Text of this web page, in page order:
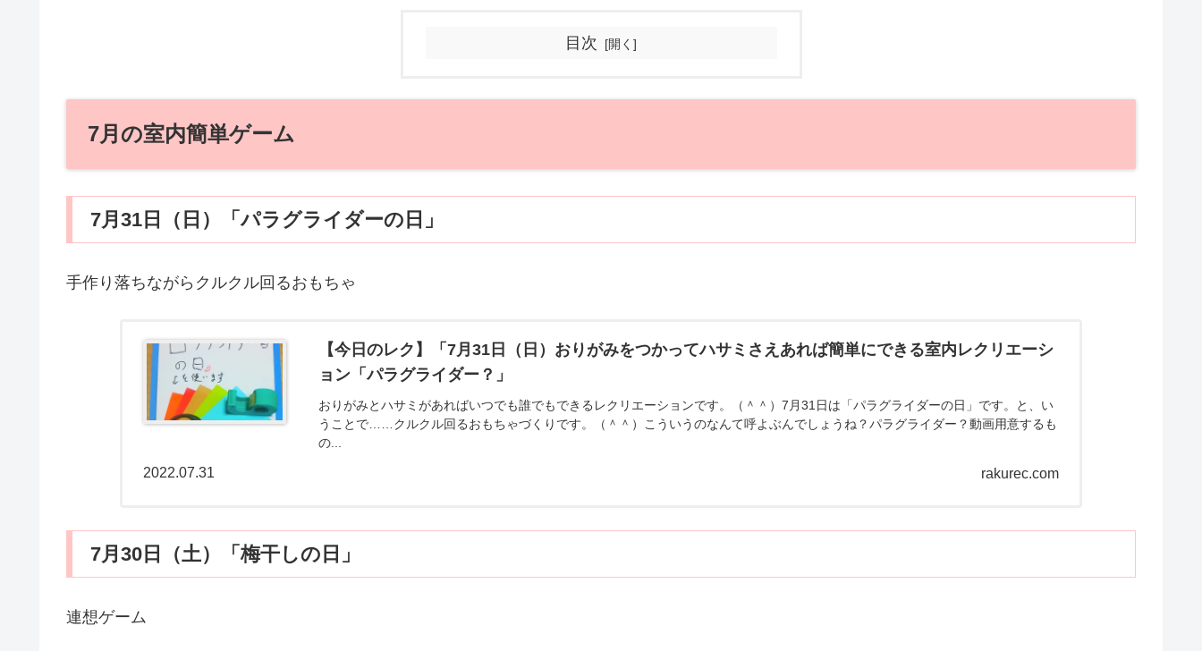
目次
7月の室内簡単ゲーム
7月31日（日）「パラグライダーの日」
手作り落ちながらクルクル回るおもちゃ
【今日のレク】「7月31日（日）おりがみをつかってハサミさえあれば簡単にできる室内レクリエーシ
ョン「パラグライダー？」
おりがみとハサミがあればいつでも誰でもできるレクリエーションです。（＾＾）7月31日は「パラグライダーの日」です。と、い
うことで……クルクル回るおもちゃづくりです。（＾＾）こういうのなんて呼よぶんでしょうね？パラグライダー？動画用意するも
の...
rakurec.com
2022.07.31
7月30日（土）「梅干しの日」
連想ゲーム